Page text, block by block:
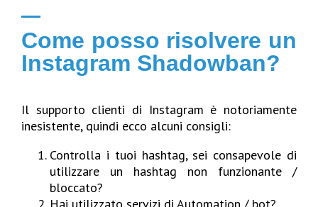
Come posso risolvere un
Instagram Shadowban?
Il supporto clienti di Instagram è notoriamente
inesistente, quindi ecco alcuni consigli:
Controlla i tuoi hashtag, sei consapevole di
utilizzare un hashtag non funzionante /
bloccato?
Hai utilizzato servizi di Automation / bot?